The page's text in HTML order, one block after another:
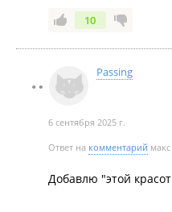
10
Passing
6 сентября 2025 г.
Ответ на комментарий макс
Добавлю "этой